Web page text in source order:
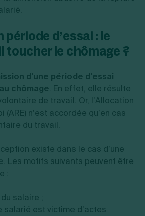
période d’essai : le
toucher le chômage ?
d’une période d’essai
chômage. En effet, elle résulte
de travail. Or, l’Allocation
(ARE) n’est accordée qu’en cas
du travail.
existe dans le cas d’une
. Les motifs suivants peuvent être
:
salaire ;
salarié est victime d’actes